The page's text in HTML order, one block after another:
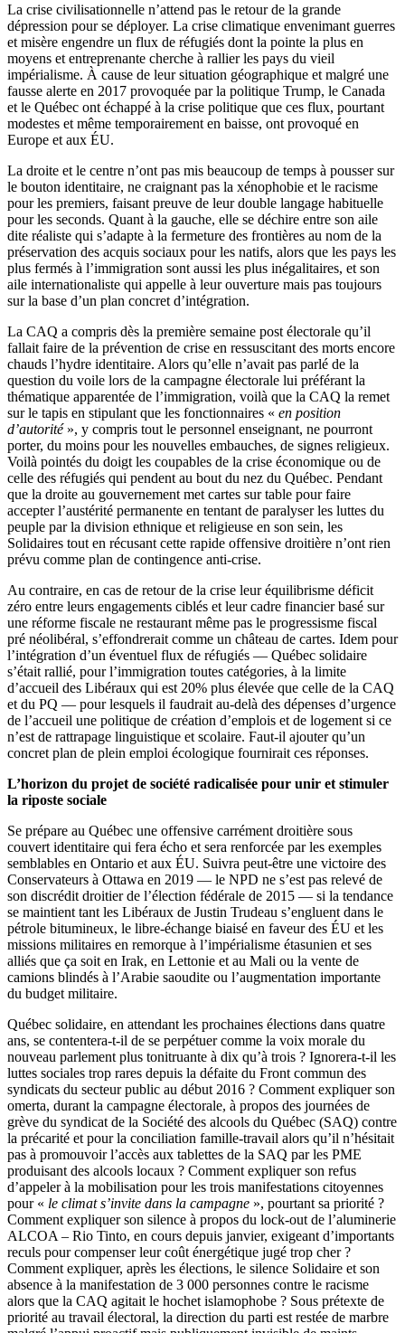
La crise civilisationnelle n’attend pas le retour de la grande
dépression pour se déployer. La crise climatique envenimant guerres
et misère engendre un flux de réfugiés dont la pointe la plus en
moyens et entreprenante cherche à rallier les pays du vieil
impérialisme. À cause de leur situation géographique et malgré une
fausse alerte en 2017 provoquée par la politique Trump, le Canada
et le Québec ont échappé à la crise politique que ces flux, pourtant
modestes et même temporairement en baisse, ont provoqué en
Europe et aux ÉU.
La droite et le centre n’ont pas mis beaucoup de temps à pousser sur
le bouton identitaire, ne craignant pas la xénophobie et le racisme
pour les premiers, faisant preuve de leur double langage habituelle
pour les seconds. Quant à la gauche, elle se déchire entre son aile
dite réaliste qui s’adapte à la fermeture des frontières au nom de la
préservation des acquis sociaux pour les natifs, alors que les pays les
plus fermés à l’immigration sont aussi les plus inégalitaires, et son
aile internationaliste qui appelle à leur ouverture mais pas toujours
sur la base d’un plan concret d’intégration.
La CAQ a compris dès la première semaine post électorale qu’il
fallait faire de la prévention de crise en ressuscitant des morts encore
chauds l’hydre identitaire. Alors qu’elle n’avait pas parlé de la
question du voile lors de la campagne électorale lui préférant la
thématique apparentée de l’immigration, voilà que la CAQ la remet
sur le tapis en stipulant que les fonctionnaires « en position
d’autorité», y compris tout le personnel enseignant, ne pourront
porter, du moins pour les nouvelles embauches, de signes religieux.
Voilà pointés du doigt les coupables de la crise économique ou de
celle des réfugiés qui pendent au bout du nez du Québec. Pendant
que la droite au gouvernement met cartes sur table pour faire
accepter l’austérité permanente en tentant de paralyser les luttes du
peuple par la division ethnique et religieuse en son sein, les
Solidaires tout en récusant cette rapide offensive droitière n’ont rien
prévu comme plan de contingence anti-crise.
Au contraire, en cas de retour de la crise leur équilibrisme déficit
zéro entre leurs engagements ciblés et leur cadre financier basé sur
une réforme fiscale ne restaurant même pas le progressisme fiscal
pré néolibéral, s’effondrerait comme un château de cartes. Idem pour
l’intégration d’un éventuel flux de réfugiés ― Québec solidaire
s’était rallié, pour l’immigration toutes catégories, à la limite
d’accueil des Libéraux qui est 20% plus élevée que celle de la CAQ
et du PQ ― pour lesquels il faudrait au-delà des dépenses d’urgence
de l’accueil une politique de création d’emplois et de logement si ce
n’est de rattrapage linguistique et scolaire. Faut-il ajouter qu’un
concret plan de plein emploi écologique fournirait ces réponses.
L’horizon du projet de société radicalisée pour unir et stimuler
la riposte sociale
Se prépare au Québec une offensive carrément droitière sous
couvert identitaire qui fera écho et sera renforcée par les exemples
semblables en Ontario et aux ÉU. Suivra peut-être une victoire des
Conservateurs à Ottawa en 2019 ― le NPD ne s’est pas relevé de
son discrédit droitier de l’élection fédérale de 2015 ― si la tendance
se maintient tant les Libéraux de Justin Trudeau s’engluent dans le
pétrole bitumineux, le libre-échange biaisé en faveur des ÉU et les
missions militaires en remorque à l’impérialisme étasunien et ses
alliés que ça soit en Irak, en Lettonie et au Mali ou la vente de
camions blindés à l’Arabie saoudite ou l’augmentation importante
du budget militaire.
Québec solidaire, en attendant les prochaines élections dans quatre
ans, se contentera-t-il de se perpétuer comme la voix morale du
nouveau parlement plus tonitruante à dix qu’à trois ? Ignorera-t-il les
luttes sociales trop rares depuis la défaite du Front commun des
syndicats du secteur public au début 2016 ? Comment expliquer son
omerta, durant la campagne électorale, à propos des journées de
grève du syndicat de la Société des alcools du Québec (SAQ) contre
la précarité et pour la conciliation famille-travail alors qu’il n’hésitait
pas à promouvoir l’accès aux tablettes de la SAQ par les PME
produisant des alcools locaux ? Comment expliquer son refus
d’appeler à la mobilisation pour les trois manifestations citoyennes
pour « le climat s’invite dans la campagne », pourtant sa priorité ?
Comment expliquer son silence à propos du lock-out de l’aluminerie
ALCOA – Rio Tinto, en cours depuis janvier, exigeant d’importants
reculs pour compenser leur coût énergétique jugé trop cher ?
Comment expliquer, après les élections, le silence Solidaire et son
absence à la manifestation de 3 000 personnes contre le racisme
alors que la CAQ agitait le hochet islamophobe ? Sous prétexte de
priorité au travail électoral, la direction du parti est restée de marbre